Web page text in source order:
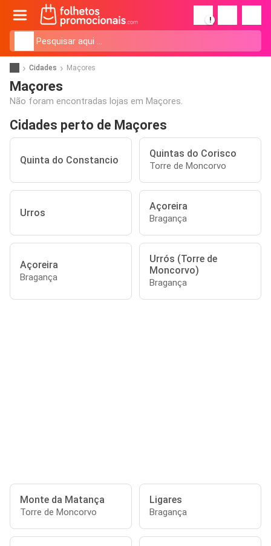
!
Cidades Maçores
Maçores
Não foram encontradas lojas em Maçores.
Cidades perto de Maçores
Quinta do Constancio
Quintas do Corisco
Torre de Moncorvo
Urros
Açoreira
Bragança
Açoreira
Bragança
Urrós (Torre de
Moncorvo)
Bragança
Monte da Matança
Torre de Moncorvo
Ligares
Bragança